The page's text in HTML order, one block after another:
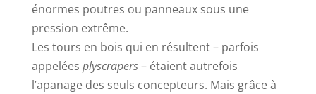
énormes poutres ou panneaux sous une
pression extrême.
Les tours en bois qui en résultent – parfois
appelées plyscrapers– étaient autrefois
l’apanage des seuls concepteurs. Mais grâce à